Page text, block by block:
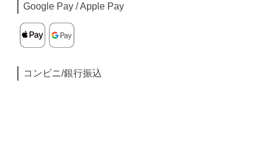
Google Pay / Apple Pay
コンビニ/銀行振込